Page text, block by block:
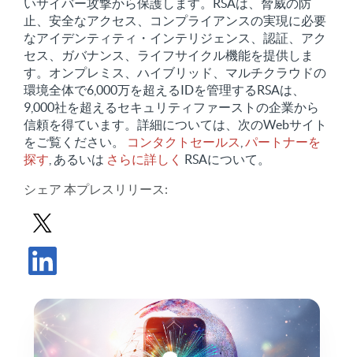
いサイバー攻撃から保護します。RSAは、脅威の防
止、安全なアクセス、コンプライアンスの実現に必要
なアイデンティティ・インテリジェンス、認証、アク
セス、ガバナンス、ライフサイクル機能を提供しま
す。オンプレミス、ハイブリッド、マルチクラウドの
環境全体で6,000万を超えるIDを管理するRSAは、
9,000社を超えるセキュリティファーストの企業から
信頼を得ています。詳細については、次のWebサイト
をご覧ください。
コンタクトセールス パートナーを
探す , あるいは さらに詳しく RSAについて。
シェア 本プレスリリース :
Xでプレスリリースを共有する